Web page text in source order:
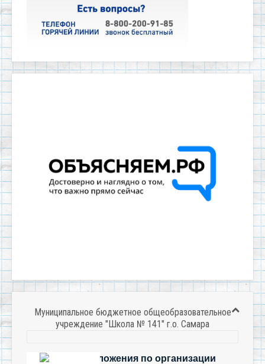
Муниципальное бюджетное общеобразовательное
учреждение "Школа № 141" г.о. Самара
Есть предложения по организации